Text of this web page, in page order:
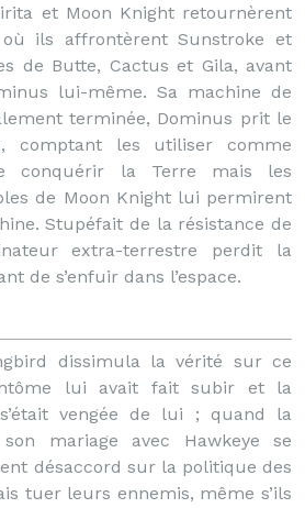
et Moon Knight retournèrent
ils affrontèrent Sunstroke et
de Butte, Cactus et Gila, avant
lui-même. Sa machine de
terminée, Dominus prit le
comptant les utiliser comme
conquérir la Terre mais les
de Moon Knight lui permirent
Stupéfait de la résistance de
extra-terrestre perdit la
de s’enfuir dans l’espace.
dissimula la vérité sur ce
lui avait fait subir et la
vengée de lui ; quand la
mariage avec Hawkeye se
désaccord sur la politique des
tuer leurs ennemis, même s’ils